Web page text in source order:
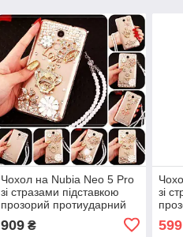
Чохол на Nubia Neo 5 Pro
зі стразами підставкою
прозорий протиударний
909₴
зі
599